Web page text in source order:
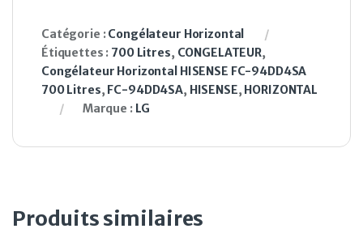
Catégorie :Congélateur Horizontal
Étiquettes : 700 Litres, CONGELATEUR,
Congélateur Horizontal HISENSE FC-94DD4SA
700 Litres, FC-94DD4SA, HISENSE, HORIZONTAL
Marque : LG
Produits similaires